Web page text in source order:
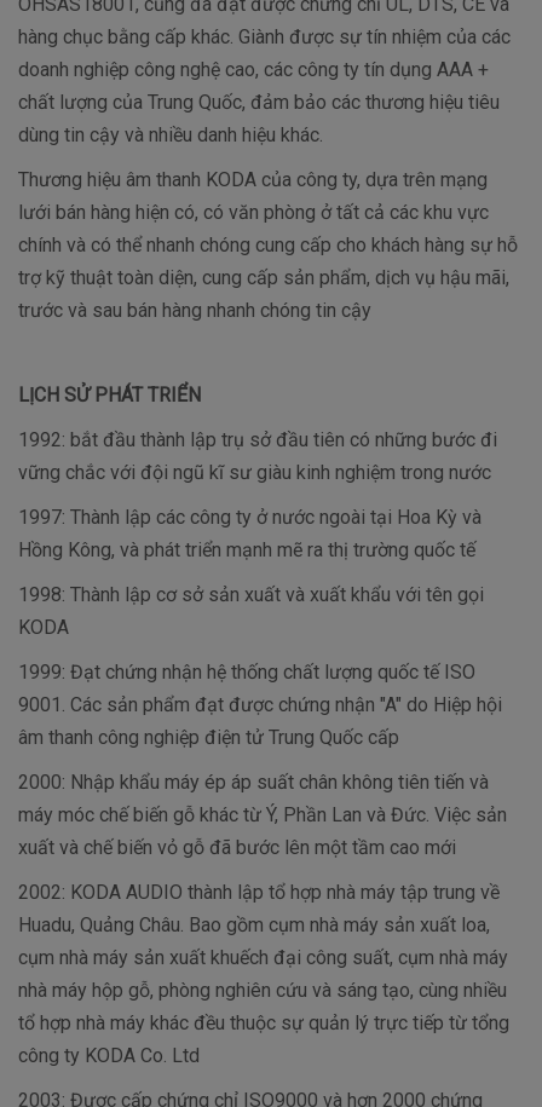
hàng chục bằng cấp khác. Giành được sự tín nhiệm của các
doanh nghiệp công nghệ cao, các công ty tín dụng AAA +
chất lượng của Trung Quốc, đảm bảo các thương hiệu tiêu
dùng tin cậy và nhiều danh hiệu khác.
Thương hiệu âm thanh KODA của công ty, dựa trên mạng
lưới bán hàng hiện có, có văn phòng ở tất cả các khu vực
chính và có thể nhanh chóng cung cấp cho khách hàng sự hỗ
trợ kỹ thuật toàn diện, cung cấp sản phẩm, dịch vụ hậu mãi,
trước và sau bán hàng nhanh chóng tin cậy
LỊCH SỬ PHÁT TRIỂN
1992: bắt đầu thành lập trụ sở đầu tiên có những bước đi
vững chắc với đội ngũ kĩ sư giàu kinh nghiệm trong nước
1997: Thành lập các công ty ở nước ngoài tại Hoa Kỳ và
Hồng Kông, và phát triển mạnh mẽ ra thị trường quốc tế
1998: Thành lập cơ sở sản xuất và xuất khẩu với tên gọi
KODA
1999: Đạt chứng nhận hệ thống chất lượng quốc tế ISO
9001. Các sản phẩm đạt được chứng nhận "A" do Hiệp hội
âm thanh công nghiệp điện tử Trung Quốc cấp
2000: Nhập khẩu máy ép áp suất chân không tiên tiến và
máy móc chế biến gỗ khác từ Ý, Phần Lan và Đức. Việc sản
xuất và chế biến vỏ gỗ đã bước lên một tầm cao mới
2002: KODA AUDIO thành lập tổ hợp nhà máy tập trung về
Huadu, Quảng Châu. Bao gồm cụm nhà máy sản xuất loa,
cụm nhà máy sản xuất khuếch đại công suất, cụm nhà máy
nhà máy hộp gỗ, phòng nghiên cứu và sáng tạo, cùng nhiều
tổ hợp nhà máy khác đều thuộc sự quản lý trực tiếp từ tổng
công ty KODA Co. Ltd
2003: Được cấp chứng chỉ ISO9000 và hơn 2000 chứng